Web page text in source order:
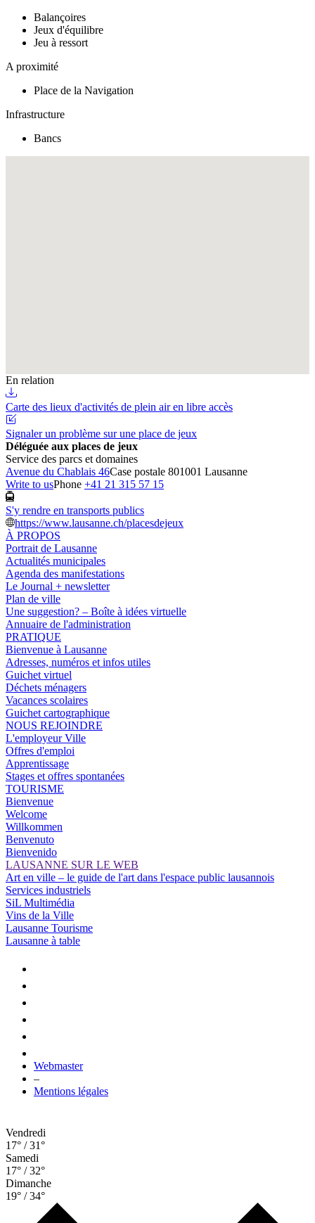
Balançoires
Jeux d'équilibre
Jeu à ressort
A proximité
Place de la Navigation
Infrastructure
Bancs
En relation
Carte des lieux d'activités de plein air en libre accès
Signaler un problème sur une place de jeux
Déléguée aux places de jeux
Service des parcs et domaines
Avenue du Chablais 46Case postale 801001 Lausanne
Write to usPhone +41 21 315 57 15
S'y rendre en transports publics
https://www.lausanne.ch/placesdejeux
À PROPOS
Portrait de Lausanne
Actualités municipales
Agenda des manifestations
Le Journal + newsletter
Plan de ville
Une suggestion? – Boîte à idées virtuelle
Annuaire de l'administration
PRATIQUE
Bienvenue à Lausanne
Adresses, numéros et infos utiles
Guichet virtuel
Déchets ménagers
Vacances scolaires
Guichet cartographique
NOUS REJOINDRE
L'employeur Ville
Offres d'emploi
Apprentissage
Stages et offres spontanées
TOURISME
Bienvenue
Welcome
Willkommen
Benvenuto
Bienvenido
LAUSANNE SUR LE WEB
Art en ville – le guide de l'art dans l'espace public lausannois
Services industriels
SiL Multimédia
Vins de la Ville
Lausanne Tourisme
Lausanne à table
Webmaster
–
Mentions légales
Vendredi
17° / 31°
Samedi
17° / 32°
Dimanche
19° / 34°